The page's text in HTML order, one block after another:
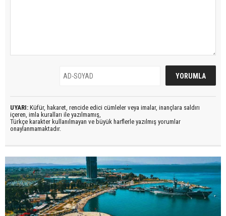
UYARI: Küfür, hakaret, rencide edici cümleler veya imalar, inançlara saldırı
içeren, imla kuralları ile yazılmamış,
Türkçe karakter kullanılmayan ve büyük harflerle yazılmış yorumlar
onaylanmamaktadır.